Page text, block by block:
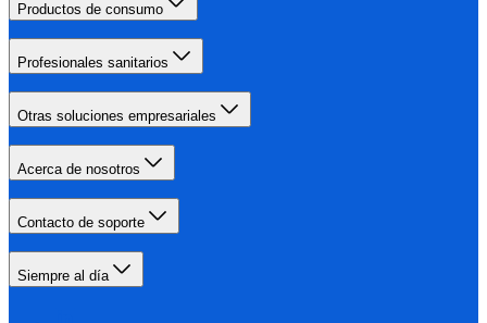
Productos de consumo
Profesionales sanitarios
Otras soluciones empresariales
Acerca de nosotros
Contacto de soporte
Siempre al día